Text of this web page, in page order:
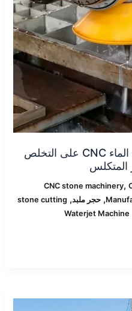
كيف تعمل تقنية القطع بنفث الماء CNC على التخلص
CNC stone machinery,
,حجر ملبد,
stone cutting
Waterjet Machine